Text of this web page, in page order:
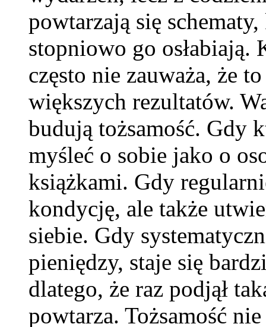
powtarzają się
stopniowo go osłabiają.
często nie zauważa, że
większych rezultatów.
budują tożsamość. Gdy
myśleć o sobie jako o
książkami. Gdy
kondycję, ale także
siebie. Gdy
pieniędzy, staje się
dlatego, że raz podjął
powtarza. Tożsamość